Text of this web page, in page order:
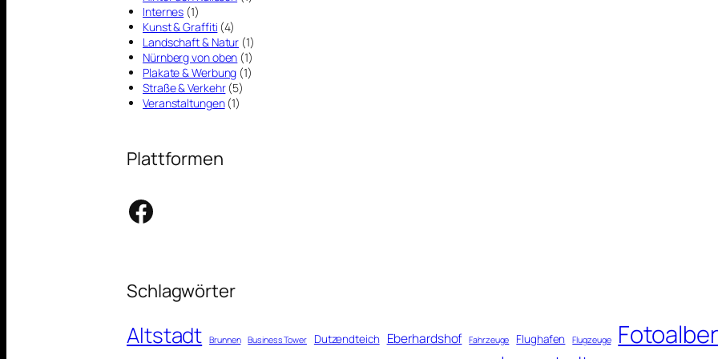
Internes (1)
Kunst & Graffiti (4)
Landschaft & Natur (1)
Nürnberg von oben (1)
Plakate & Werbung (1)
Straße & Verkehr(5)
Veranstaltungen(1)
Plattformen
Facebook
Schlagwörter
Altstadt Brunnen Business Tower Dutzendteich Eberhardshof Fahrzeuge Flughafen Flugzeuge